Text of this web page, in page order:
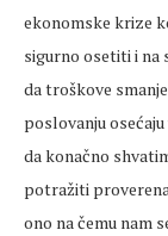
ekonomske krize
sigurno osetiti i na
da troškove
poslovanju
da konačno
potražiti
ono na čemu nam